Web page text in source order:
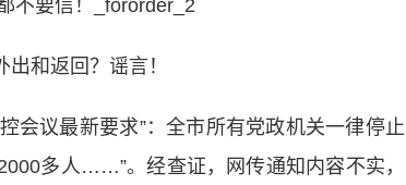
和返回？谣言！
议最新要求”：全市所有党政机关一律停止
多人……”。经查证，网传通知内容不实，